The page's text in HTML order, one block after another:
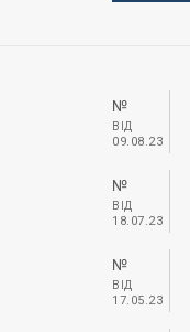
№
ВІД
09.08.23
№
ВІД
18.07.23
№
ВІД
17.05.23